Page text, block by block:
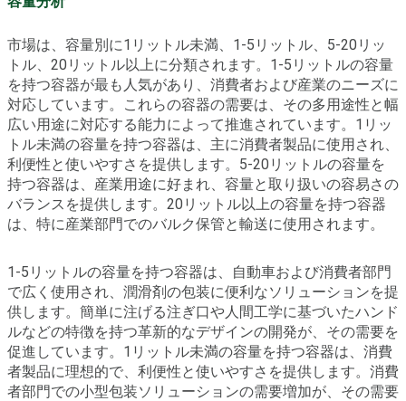
市場は、容量別に1リットル未満、1-5リットル、5-20リッ
トル、20リットル以上に分類されます。1-5リットルの容量
を持つ容器が最も人気があり、消費者および産業のニーズに
対応しています。これらの容器の需要は、その多用途性と幅
広い用途に対応する能力によって推進されています。1リッ
トル未満の容量を持つ容器は、主に消費者製品に使用され、
利便性と使いやすさを提供します。5-20リットルの容量を
持つ容器は、産業用途に好まれ、容量と取り扱いの容易さの
バランスを提供します。20リットル以上の容量を持つ容器
は、特に産業部門でのバルク保管と輸送に使用されます。
1-5リットルの容量を持つ容器は、自動車および消費者部門
で広く使用され、潤滑剤の包装に便利なソリューションを提
供します。簡単に注げる注ぎ口や人間工学に基づいたハンド
ルなどの特徴を持つ革新的なデザインの開発が、その需要を
促進しています。1リットル未満の容量を持つ容器は、消費
者製品に理想的で、利便性と使いやすさを提供します。消費
者部門での小型包装ソリューションの需要増加が、その需要